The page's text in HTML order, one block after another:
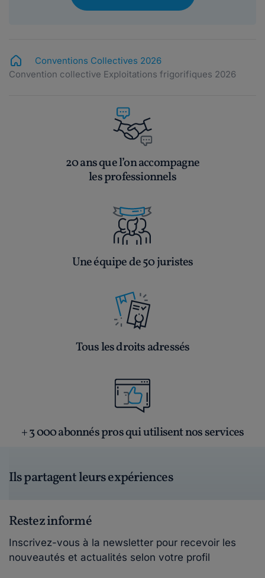
Conventions Collectives 2026
Convention collective Exploitations frigorifiques 2026
20 ans que l’on accompagne
les professionnels
Une équipe de 50 juristes
Tous les droits adressés
+ 3 000 abonnés pros qui utilisent nos services
Ils partagent leurs expériences
Restez informé
Inscrivez-vous à la newsletter pour recevoir les
nouveautés et actualités selon votre profil